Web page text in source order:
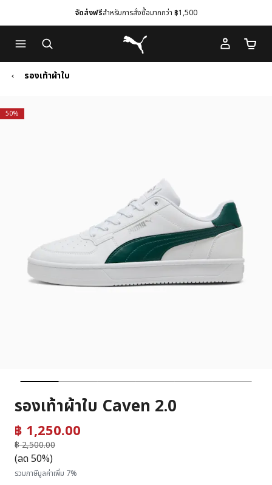
to
Main
content
to
Footer
Content
จัดส่งฟรีสำหรับการสั่งซื้อมากกว่า ฿1,500
Puma โฮม
จำนว
รองเท้าผ้าใบ
50%
รองเท้าผ้าใบ Caven 2.0
฿ 1,250.00
฿ 2,500.00
ถึง
(ลด 50%)
รวมภาษีมูลค่าเพิ่ม 7%